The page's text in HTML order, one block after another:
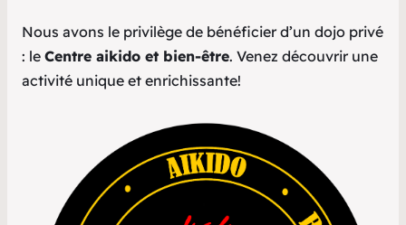
Nous avons le privilège de bénéficier d’un dojo privé
: le Centre aikido et bien-être. Venez découvrir une
activité unique et enrichissante!